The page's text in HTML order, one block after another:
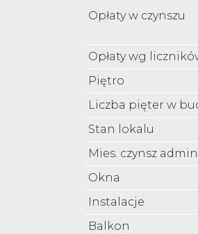
Opłaty w czynszu
Opłaty wg
Piętro
Liczba pięter w
Stan lokalu
Mies. czynsz
Okna
Instalacje
Balkon